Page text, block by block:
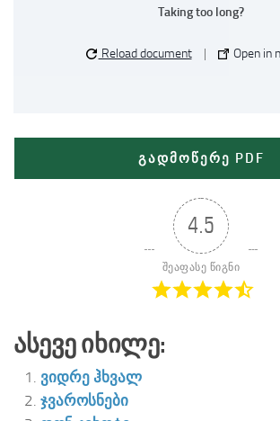
Taking too long?
Reload document | Open in
გადმოწერე PDF
4.5
შეაფასე წიგნი
Ასევე Იხილე:
ვიდრე ჰხვალ
ჯვაროსნები